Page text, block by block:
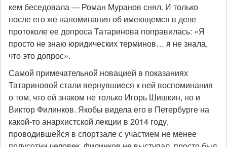
кем беседовала — Роман Муранов снял. И только
после его же напоминания об имеющемся в деле
протоколе ее допроса Татаринова поправилась: «Я
просто не знаю юридических терминов… я не знала,
что это допрос».
Самой примечательной новацией в показаниях
Татариновой стали вернувшиеся к ней воспоминания
о том, что ей знаком не только Игорь Шишкин, но и
Виктор Филинков. Якобы видела его в Петербурге на
какой-то анархистской лекции в 2014 году,
проводившейся в спортзале с участием не менее